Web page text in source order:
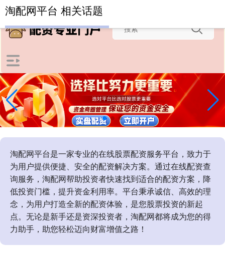
-->
淘配网平台是一家专业的在线股票配资服务平台，致力于
为用户提供便捷、安全的配资解决方案。通过在线配资查
询服务，淘配网帮助投资者快速找到适合的配资方案，降
低投资门槛，提升资金利用率。平台秉承诚信、高效的理
念，为用户打造全新的配资体验，是您股票投资的新起
点。无论是新手还是资深投资者，淘配网都将成为您的得
力助手，助您轻松迈向财富增值之路！
淘配网平台 相关话题